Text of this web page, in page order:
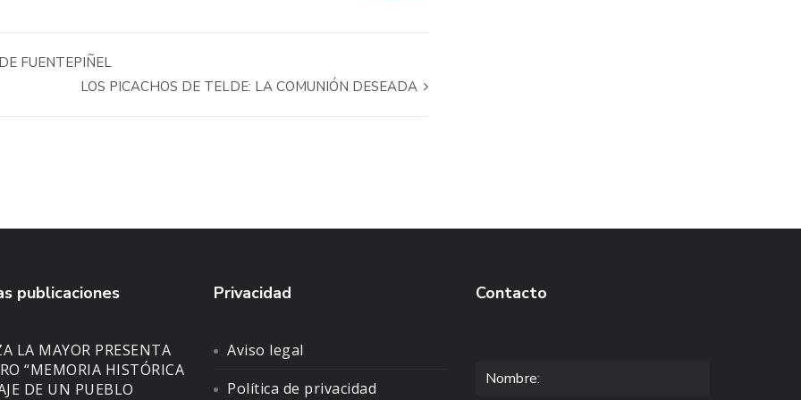
FUENTEPIÑEL
LOS PICACHOS DE TELDE: LA COMUNIÓN DESEADA
publicaciones
LA MAYOR PRESENTA
“MEMORIA HISTÓRICA
DE UN PUEBLO
Privacidad
Aviso legal
Política de privacidad
Contacto